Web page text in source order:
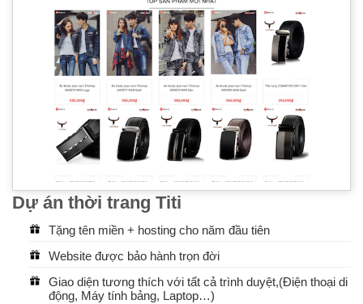
Dự án thời trang Titi
Tặng tên miền + hosting cho năm đầu tiên
Website được bảo hành trọn đời
Giao diện tương thích với tất cả trình duyệt,(Điện thoại di
động, Máy tính bảng, Laptop…)